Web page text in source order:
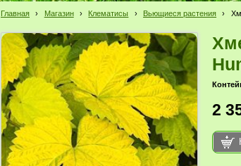
Главная › Магазин › Клематисы › Вьющиеся растения ›
2